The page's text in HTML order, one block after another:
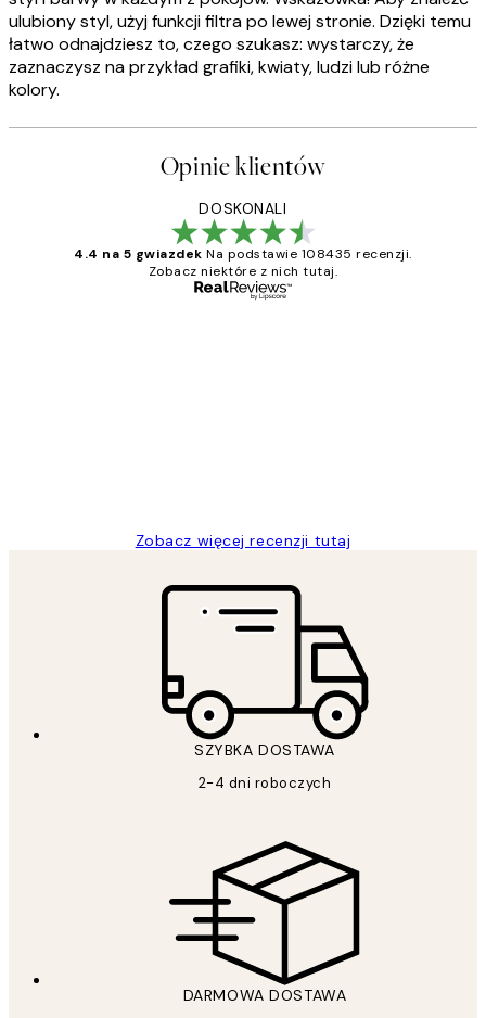
ulubiony styl, użyj funkcji filtra po lewej stronie. Dzięki temu
łatwo odnajdziesz to, czego szukasz: wystarczy, że
zaznaczysz na przykład grafiki, kwiaty, ludzi lub różne
kolory.
Opinie klientów
DOSKONALI
4.4 na 5 gwiazdek Na podstawie 108435 recenzji.
Zobacz niektóre z nich tutaj.
Zobacz więcej recenzji tutaj
SZYBKA DOSTAWA
2-4 dni roboczych
DARMOWA DOSTAWA